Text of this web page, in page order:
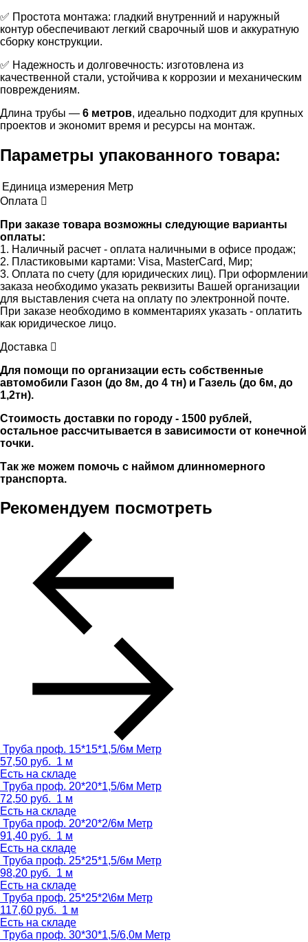
✅ Простота монтажа: гладкий внутренний и наружный
контур обеспечивают легкий сварочный шов и аккуратную
сборку конструкции.
✅ Надежность и долговечность: изготовлена из
качественной стали, устойчива к коррозии и механическим
повреждениям.
Длина трубы — 6 метров, идеально подходит для крупных
проектов и экономит время и ресурсы на монтаж.
Параметры упакованного товара:
Единица измерения Метр
Оплата
При заказе товара возможны следующие варианты
оплаты:
1. Наличный расчет - оплата наличными в офисе продаж;
2. Пластиковыми картами: Visa, MasterCard, Мир;
3. Оплата по счету (для юридических лиц). При оформлении
заказа необходимо указать реквизиты Вашей организации
для выставления счета на оплату по электронной почте.
При заказе необходимо в комментариях указать - оплатить
как юридическое лицо.
Доставка
Для помощи по организации есть собственные
автомобили Газон (до 8м, до 4 тн) и Газель (до 6м, до
1,2тн).
Стоимость доставки по городу - 1500 рублей,
остальное рассчитывается в зависимости от конечной
точки.
Так же можем помочь с наймом длинномерного
транспорта.
Рекомендуем посмотреть
Труба проф. 15*15*1,5/6м Метр
57,50 руб. 1 м
Есть на складе
Труба проф. 20*20*1,5/6м Метр
72,50 руб. 1 м
Есть на складе
Труба проф. 20*20*2/6м Метр
91,40 руб. 1 м
Есть на складе
Труба проф. 25*25*1,5/6м Метр
98,20 руб. 1 м
Есть на складе
Труба проф. 25*25*2\6м Метр
117,60 руб. 1 м
Есть на складе
Труба проф. 30*30*1,5/6,0м Метр